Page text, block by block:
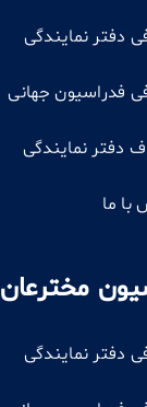
دفتر نمایندگی
فدراسیون جهانی
دفتر نمایندگی
با ما
مخترعان
دفتر نمایندگی